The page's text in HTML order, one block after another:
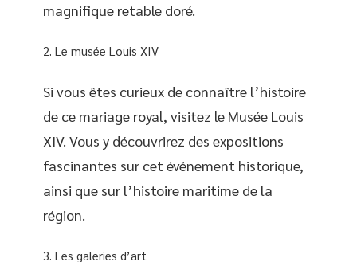
magnifique retable doré.
Le musée Louis XIV
Si vous êtes curieux de connaître l’histoire
de ce mariage royal, visitez le Musée Louis
XIV. Vous y découvrirez des expositions
fascinantes sur cet événement historique,
ainsi que sur l’histoire maritime de la
région.
Les galeries d’art